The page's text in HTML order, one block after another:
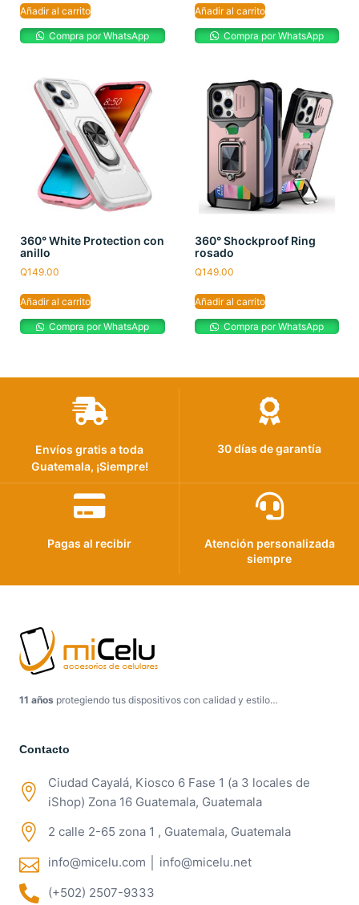
Añadir al carrito
Compra por WhatsApp
Añadir al carrito
Compra por WhatsApp
360° White Protection con
anillo
Q149.00
Añadir al carrito
Compra por WhatsApp
360° Shockproof Ring
rosado
Q149.00
Añadir al carrito
Compra por WhatsApp
Envíos gratis a toda
Guatemala, ¡Siempre!
30 días de garantía
Pagas al recibir
Atención personalizada
siempre
11 años protegiendo tus dispositivos con calidad y estilo…
Contacto
Ciudad Cayalá, Kiosco 6 Fase 1 (a 3 locales de
iShop) Zona 16 Guatemala, Guatemala
2 calle 2-65 zona 1 , Guatemala, Guatemala
info@micelu.com │ info@micelu.net
(+502) 2507-9333